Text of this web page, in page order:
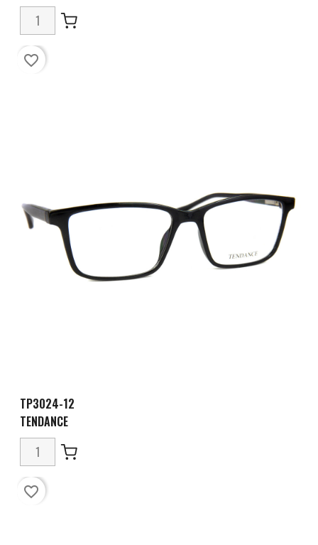
favorite_border
TP3024-12
TENDANCE
favorite_border